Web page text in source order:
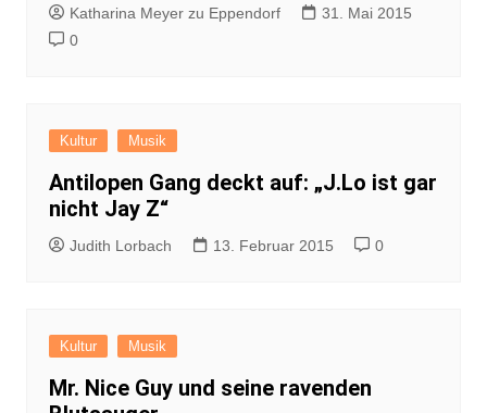
Katharina Meyer zu Eppendorf
31. Mai 2015
0
Kultur Musik
Antilopen Gang deckt auf: „J.Lo ist gar
nicht Jay Z“
Judith Lorbach 13. Februar 2015 0
Kultur Musik
Mr. Nice Guy und seine ravenden